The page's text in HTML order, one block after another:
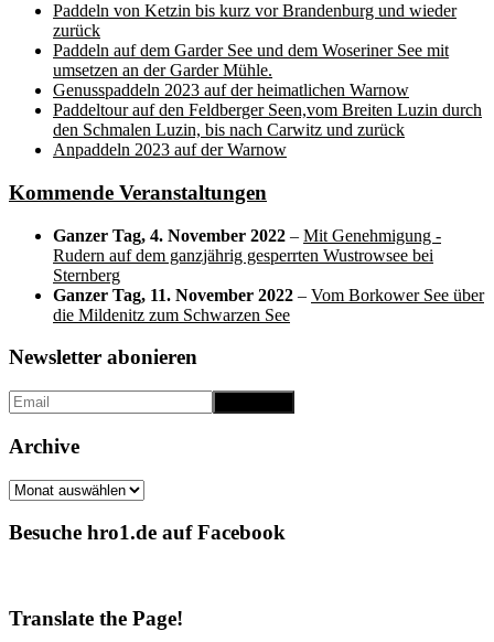
Paddeln von Ketzin bis kurz vor Brandenburg und wieder
zurück
Paddeln auf dem Garder See und dem Woseriner See mit
umsetzen an der Garder Mühle.
Genusspaddeln 2023 auf der heimatlichen Warnow
Paddeltour auf den Feldberger Seen,vom Breiten Luzin durch
den Schmalen Luzin, bis nach Carwitz und zurück
Anpaddeln 2023 auf der Warnow
Kommende Veranstaltungen
Ganzer Tag, 4. November 2022 – Mit Genehmigung -
Rudern auf dem ganzjährig gesperrten Wustrowsee bei
Sternberg
Ganzer Tag, 11. November 2022 – Vom Borkower See über
die Mildenitz zum Schwarzen See
Newsletter abonieren
Archive
Archive
Besuche hro1.de auf Facebook
Translate the Page!